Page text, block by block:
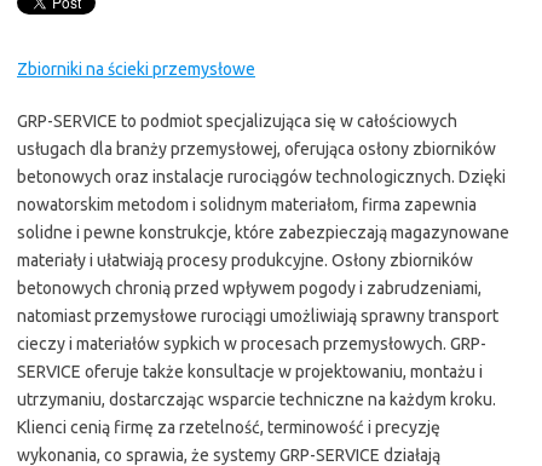
Zbiorniki na ścieki przemysłowe
GRP-SERVICE to podmiot specjalizująca się w całościowych
usługach dla branży przemysłowej, oferująca osłony zbiorników
betonowych oraz instalacje rurociągów technologicznych. Dzięki
nowatorskim metodom i solidnym materiałom, firma zapewnia
solidne i pewne konstrukcje, które zabezpieczają magazynowane
materiały i ułatwiają procesy produkcyjne. Osłony zbiorników
betonowych chronią przed wpływem pogody i zabrudzeniami,
natomiast przemysłowe rurociągi umożliwiają sprawny transport
cieczy i materiałów sypkich w procesach przemysłowych. GRP-
SERVICE oferuje także konsultacje w projektowaniu, montażu i
utrzymaniu, dostarczając wsparcie techniczne na każdym kroku.
Klienci cenią firmę za rzetelność, terminowość i precyzję
wykonania, co sprawia, że systemy GRP-SERVICE działają